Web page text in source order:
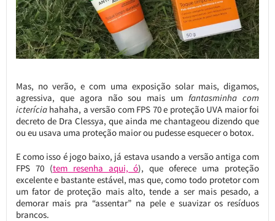
Mas, no verão, e com uma exposição solar mais, digamos,
agressiva, que agora não sou mais um fantasminha com
icteríciahahaha, a versão com FPS 70 e proteção UVA maior foi
decreto de Dra Clessya, que ainda me chantageou dizendo que
ou eu usava uma proteção maior ou pudesse esquecer o botox.
E como isso é jogo baixo, já estava usando a versão antiga com
FPS 70 (tem resenha aqui, ó), que oferece uma proteção
excelente e bastante estável, mas que, como todo protetor com
um fator de proteção mais alto, tende a ser mais pesado, a
demorar mais pra “assentar” na pele e suavizar os resíduos
brancos.